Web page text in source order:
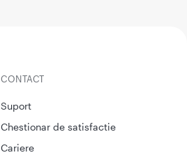
CONTACT
Suport
Chestionar de satisfactie
Cariere